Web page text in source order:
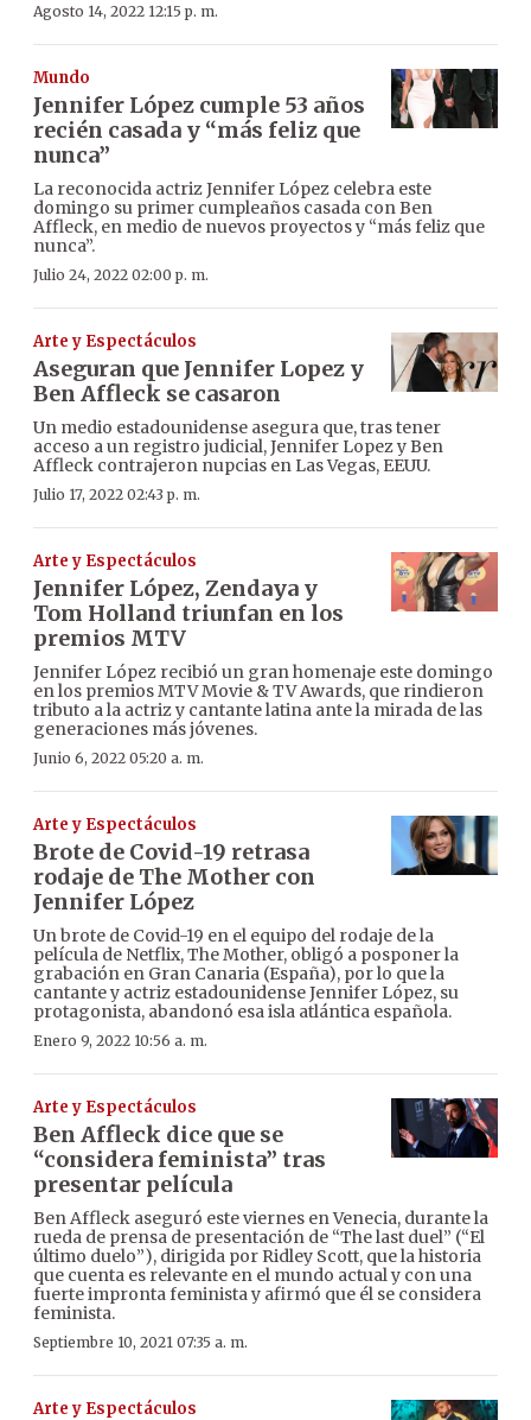
Agosto 14, 2022 12:15 p. m.
Mundo
Jennifer López cumple 53 años
recién casada y “más feliz que
nunca”
La reconocida actriz Jennifer López celebra este
domingo su primer cumpleaños casada con Ben
Affleck, en medio de nuevos proyectos y “más feliz que
nunca”.
Julio 24, 2022 02:00 p. m.
Arte y Espectáculos
Aseguran que Jennifer Lopez y
Ben Affleck se casaron
Un medio estadounidense asegura que, tras tener
acceso a un registro judicial, Jennifer Lopez y Ben
Affleck contrajeron nupcias en Las Vegas, EEUU.
Julio 17, 2022 02:43 p. m.
Arte y Espectáculos
Jennifer López, Zendaya y
Tom Holland triunfan en los
premios MTV
Jennifer López recibió un gran homenaje este domingo
en los premios MTV Movie & TV Awards, que rindieron
tributo a la actriz y cantante latina ante la mirada de las
generaciones más jóvenes.
Junio 6, 2022 05:20 a. m.
Arte y Espectáculos
Brote de Covid-19 retrasa
rodaje de The Mother con
Jennifer López
Un brote de Covid-19 en el equipo del rodaje de la
película de Netflix, The Mother, obligó a posponer la
grabación en Gran Canaria (España), por lo que la
cantante y actriz estadounidense Jennifer López, su
protagonista, abandonó esa isla atlántica española.
Enero 9, 2022 10:56 a. m.
Arte y Espectáculos
Ben Affleck dice que se
“considera feminista” tras
presentar película
Ben Affleck aseguró este viernes en Venecia, durante la
rueda de prensa de presentación de “The last duel” (“El
último duelo”), dirigida por Ridley Scott, que la historia
que cuenta es relevante en el mundo actual y con una
fuerte impronta feminista y afirmó que él se considera
feminista.
Septiembre 10, 2021 07:35 a. m.
Arte y Espectáculos